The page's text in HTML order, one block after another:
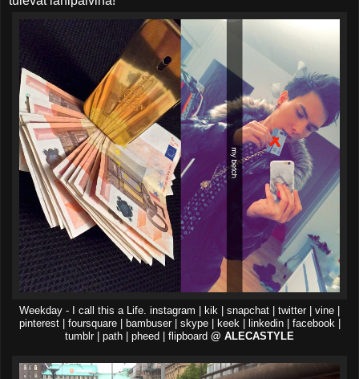
Weekday - I call this a Life. instagram | kik | snapchat | twitter | vine |
pinterest | foursquare | bambuser | skype | keek | linkedin | facebook |
tumblr | path | pheed | flipboard @ ALECASTYLE